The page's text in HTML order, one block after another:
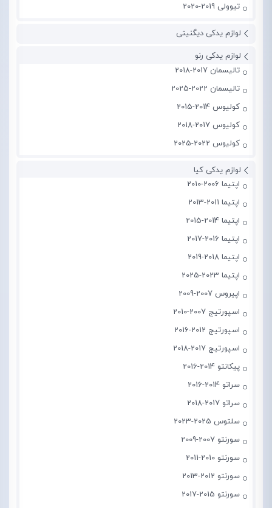
تیوولی 2019-2020
لوازم یدکی دیگنیتی
لوازم یدکی رنو
تالیسمان 2017-2018
تالیسمان 2022-2025
کولیوس 2014-2015
کولیوس 2017-2018
کولیوس 2022-2025
لوازم یدکی کیا
اپتیما 2006-2010
اپتیما 2011-2013
اپتیما 2014-2015
اپتیما 2016-2017
اپتیما 2018-2019
اپتیما 2023-2025
اپیروس 2007-2009
اسپورتیج 2007-2010
اسپورتیج 2012-2016
اسپورتیج 2017-2018
پیکانتو 2014-2016
سراتو 2014-2016
سراتو 2017-2018
سلتوس 2025-2023
سورنتو 2007-2009
سورنتو 2010-2011
سورنتو 2012-2013
سورنتو 2015-2017